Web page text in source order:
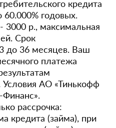
кредита
60.000% годовых.
р., максимальная
Срок
до 36 месяцев. Ваш
платежа
Условия АО «Тинькофф
рассрочка:
кредита (займа), при